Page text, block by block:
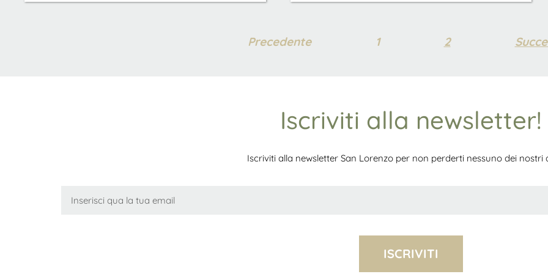
Precedente 1 2
Iscriviti alla newsletter!
Iscriviti alla newsletter San Lorenzo per non perderti nessuno dei nostri
ISCRIVITI